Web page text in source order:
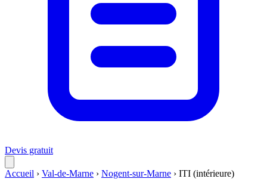
Devis gratuit
Accueil › Val-de-Marne › Nogent-sur-Marne › ITI (intérieure)